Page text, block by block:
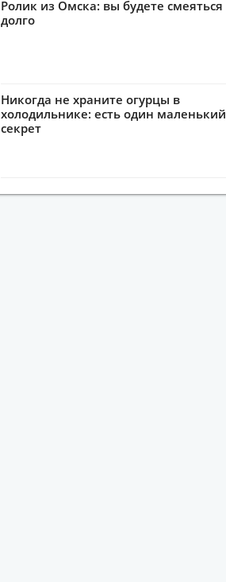
Ролик из Омска: вы будете смеяться
долго
Никогда не храните огурцы в
холодильнике: есть один маленький
секрет